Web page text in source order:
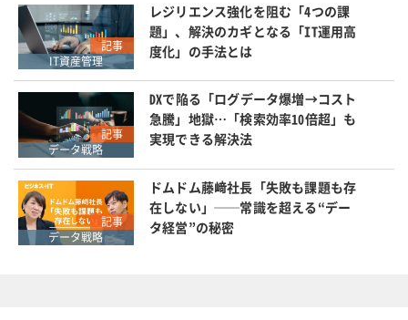
記事
IT資産管理
レジリエンス強化を阻む「4つの課
題」、解決のカギとなる「IT運用高
度化」の手法とは
記事
データ戦略
DXで陥る「ログデータ爆増→コスト
急騰」地獄…「検索効率10倍超」も
実現できる解決法
記事
データ戦略
ドムドム藤﨑社長「失敗も課題も存
在しない」──常識を超える“デー
タ経営”の秘密